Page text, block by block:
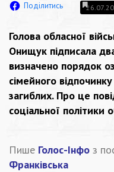
Поділитись
Голова обласної
Онищук підписала
визначено порядок
сімейного
загиблих. Про це
соціальної політики
Пише Голос-Інфо з
Франківська